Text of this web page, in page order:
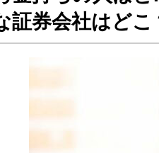
証券会社はどこ